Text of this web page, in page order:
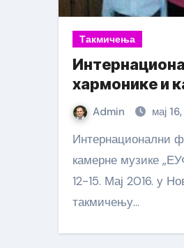
Такмичења
хармонике и
Admin мај
Интернационални фестивал хармонике и
камерне музике
12-15. Мај 2016. у
такмичењу…